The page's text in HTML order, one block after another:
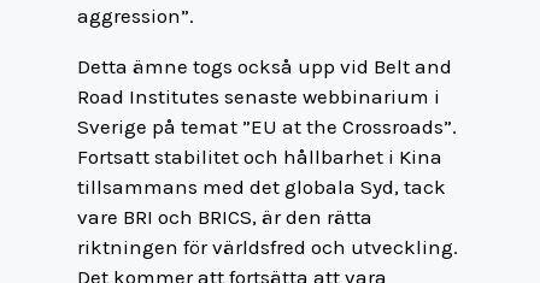
aggression”.
Detta ämne togs också upp vid Belt and
Road Institutes senaste webbinarium i
Sverige på temat ”EU at the Crossroads”.
Fortsatt stabilitet och hållbarhet i Kina
tillsammans med det globala Syd, tack
vare BRI och BRICS, är den rätta
riktningen för världsfred och utveckling.
Det kommer att fortsätta att vara